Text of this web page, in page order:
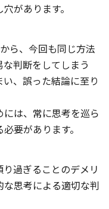
があります。
ら、今回も同じ方法
判断をしてしまう
、誤った結論に至り
は、常に思考を巡ら
要があります。
過ぎることのデメリ
思考による適切な判